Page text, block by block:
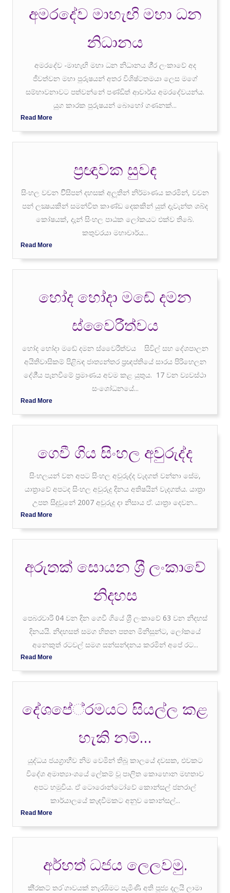
අමරදේව මාහැඟි මහා ධන
නිධානය
අමරදේව -මාහැඟි මහා ධන නිධානය ශී‍්‍ර ලංකාවේ අද
ජීවත්වන මහා පුරුෂයන් අතර විශිෂ්ටතමයා ලෙස මගේ
සම්භාවනාවට පත්වන්නේ පණ්ඩිත් ආචාර්ය අමරදේවයන්ය.
යුග කාරක පුරුෂයන් බොහෝ ගණනක්...
Read More
ප‍්‍රඥාවක සුවඳ
සිංහල වචන විිසිපන් දහසක් අලූතින් නිර්මාණය කරමින්, වචන
පන් ලක්‍ෂයකින් සමන්විත කාණ්ඩ දෙකකින් යුත් දැවැන්ත ශබ්ද
කෝෂයක්, දැන් සිංහල පාඨක ලෝකයට එක්ව තිබේ.
කතුවරයා මහාචාර්ය...
Read More
හෝද හෝදා මඬේ දමන
ස්වෛරීත්වය
හෝද හෝදා මඬේ දමන ස්වෛරීත්වය සිවිල් සහ දේශපාලන
අයිතිවාසිකම් පිළිබඳ ජාත්‍යන්තර ප‍්‍රඥප්තියේ සාරය පිරිහෙලන
දේශී්‍ය පැනවීමේ ප‍්‍රමාණය අවම කළ යුතුය. 17 වන ව්‍යවස්ථා
සංශෝධනයේ...
Read More
ගෙවී ගිය සිංහල අවුරුද්ද
සිංහලයන් වන අපට සිංහල අවුරුද්ද වැදගත් වන්නා සේම,
යාත‍්‍රාවේ අපටද සිංහල අවුරුදු දිනය අතිෂයින් වැදගත්ය. යාත‍්‍රා
උපත සිදුවුනේ 2007 අවුරුදු දා නිසාය ඒ. යාත‍්‍රා දෙවන...
Read More
අරුතක් සොයන ශ‍්‍රී ලංකාවේ
නිදහස
පෙබරවාරි 04 වන දින ගෙවී ගියේ ශ‍්‍රී ලංකාවේ 63 වන නිදහස්
දිනයයි. නිදහසත් සමග හිතන පතන මිනිසුන්ට, ලෝකයේ
අනෙකුත් රටවල් සමග සන්සන්දනය කරමින් අපේ රට...
Read More
දේශපේ‍්‍රමයට සියල්ල කළ
හැකි නම්…
යුද්ධය ජයග‍්‍රාහීව නිම වෙමින් තිබූ කාලයේ දවසක, එවකට
විදේශ අමාත්‍යාංශයේ ලේකම් වූ පාලිත කොහොන මහතාව
අපට හමුවිය. ඒ ටොරොන්ටෝවේ කොන්සල් ජනරාල්
කාර්යාලයේ කැඳවීමකට අනුව කොන්සල්...
Read More
අර්හත් ධජය ලෙලවමු.
කි‍්‍රකට් තර`ගාවයක් නැරඹීමට පැමිණි අති පූජ්‍ය දලයි ලාමා